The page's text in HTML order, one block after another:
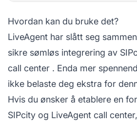
Hvordan kan du bruke det?
LiveAgent har slått seg
sikre sømløs integrering av
call center . Enda mer
ikke belaste deg ekstra for
Hvis du ønsker å etablere en
SIPcity og LiveAgent call